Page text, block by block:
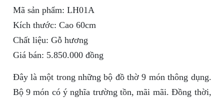
Mã sản phẩm: LH01A
Kích thước: Cao 60cm
Chất liệu: Gỗ hương
Giá bán: 5.850.000 đồng
Đây là một trong những bộ đồ thờ 9 món thông dụng.
Bộ 9 món có ý nghĩa trường tồn, mãi mãi. Đồng thời,